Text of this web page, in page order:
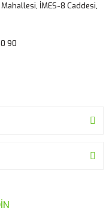
İMES-8 Caddesi,
90